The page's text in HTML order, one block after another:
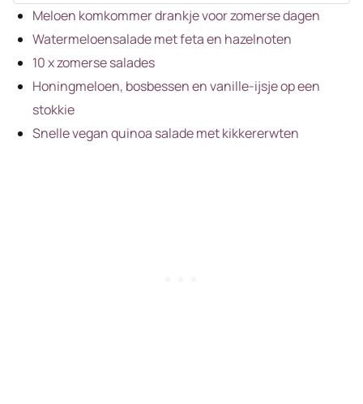
Meloen komkommer drankje voor zomerse dagen
Watermeloensalade met feta en hazelnoten
10 x zomerse salades
Honingmeloen, bosbessen en vanille-ijsje op een
stokkie
Snelle vegan quinoa salade met kikkererwten